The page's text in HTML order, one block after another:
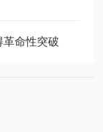
命性突破